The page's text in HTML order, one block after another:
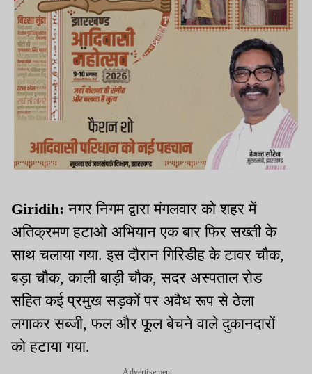
Giridih: नगर निगम द्वारा मंगलवार को शहर में
अतिक्रमण हटाओ अभियान एक बार फिर सख्ती के
साथ चलाया गया. इस दौरान गिरिडीह के टावर चौक,
बड़ा चौक, काली बाड़ी चौक, सदर अस्पताल रोड
सहित कई प्रमुख सड़कों पर अवैध रूप से ठेला
लगाकर सब्जी, फल और फूल बेचने वाले दुकानदारों
को हटाया गया.